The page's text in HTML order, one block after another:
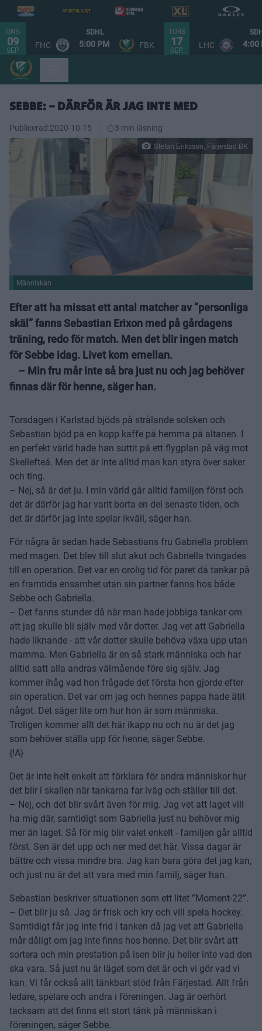
ONS
09
SEP.
SDHL
FHC 5:00 PM FBK
TORS
17
SEP.
LHC 4:00
SEBBE: – DÄRFÖR ÄR JAG INTE MED
Publicerad:2020-10-15 3 min läsning
Stefan Eriksson, Färjestad BK
Människan
Efter att ha missat ett antal matcher av ”personliga
skäl” fanns Sebastian Erixon med på gårdagens
träning, redo för match. Men det blir ingen match
för Sebbe idag. Livet kom emellan.
– Min fru mår inte så bra just nu och jag behöver
finnas där för henne, säger han.
Torsdagen i Karlstad bjöds på strålande solsken och
Sebastian bjöd på en kopp kaffe på hemma på altanen. I
en perfekt värld hade han suttit på ett flygplan på väg mot
Skellefteå. Men det är inte alltid man kan styra över saker
och ting.
– Nej, så är det ju. I min värld går alltid familjen först och
det är därför jag har varit borta en del senaste tiden, och
det är därför jag inte spelar ikväll, säger han.
För några år sedan hade Sebastians fru Gabriella problem
med magen. Det blev till slut akut och Gabriella tvingades
till en operation. Det var en orolig tid för paret då tankar på
en framtida ensamhet utan sin partner fanns hos både
Sebbe och Gabriella.
– Det fanns stunder då när man hade jobbiga tankar om
att jag skulle bli själv med vår dotter. Jag vet att Gabriella
hade liknande - att vår dotter skulle behöva växa upp utan
mamma. Men Gabriella är en så stark människa och har
alltid satt alla andras välmående före sig själv. Jag
kommer ihåg vad hon frågade det första hon gjorde efter
sin operation. Det var om jag och hennes pappa hade ätit
något. Det säger lite om hur hon är som människa.
Troligen kommer allt det här ikapp nu och nu är det jag
som behöver ställa upp för henne, säger Sebbe.
{!A}
Det är inte helt enkelt att förklara för andra människor hur
det blir i skallen när tankarna far iväg och ställer till det.
– Nej, och det blir svårt även för mig. Jag vet att laget vill
ha mig där, samtidigt som Gabriella just nu behöver mig
mer än laget. Så för mig blir valet enkelt - familjen går alltid
först. Sen är det upp och ner med det här. Vissa dagar är
bättre och vissa mindre bra. Jag kan bara göra det jag kan,
och just nu är det att vara med min familj, säger han.
Sebastian beskriver situationen som ett litet ”Moment-22”.
– Det blir ju så. Jag är frisk och kry och vill spela hockey.
Samtidigt får jag inte frid i tanken då jag vet att Gabriella
mår dåligt om jag inte finns hos henne. Det blir svårt att
sortera och min prestation på isen blir ju heller inte vad den
ska vara. Så just nu är läget som det är och vi gör vad vi
kan. Vi får också allt tänkbart stöd från Färjestad. Allt från
ledare, spelare och andra i föreningen. Jag är oerhört
tacksam att det finns ett stort tänk på människan i
föreningen, säger Sebbe.